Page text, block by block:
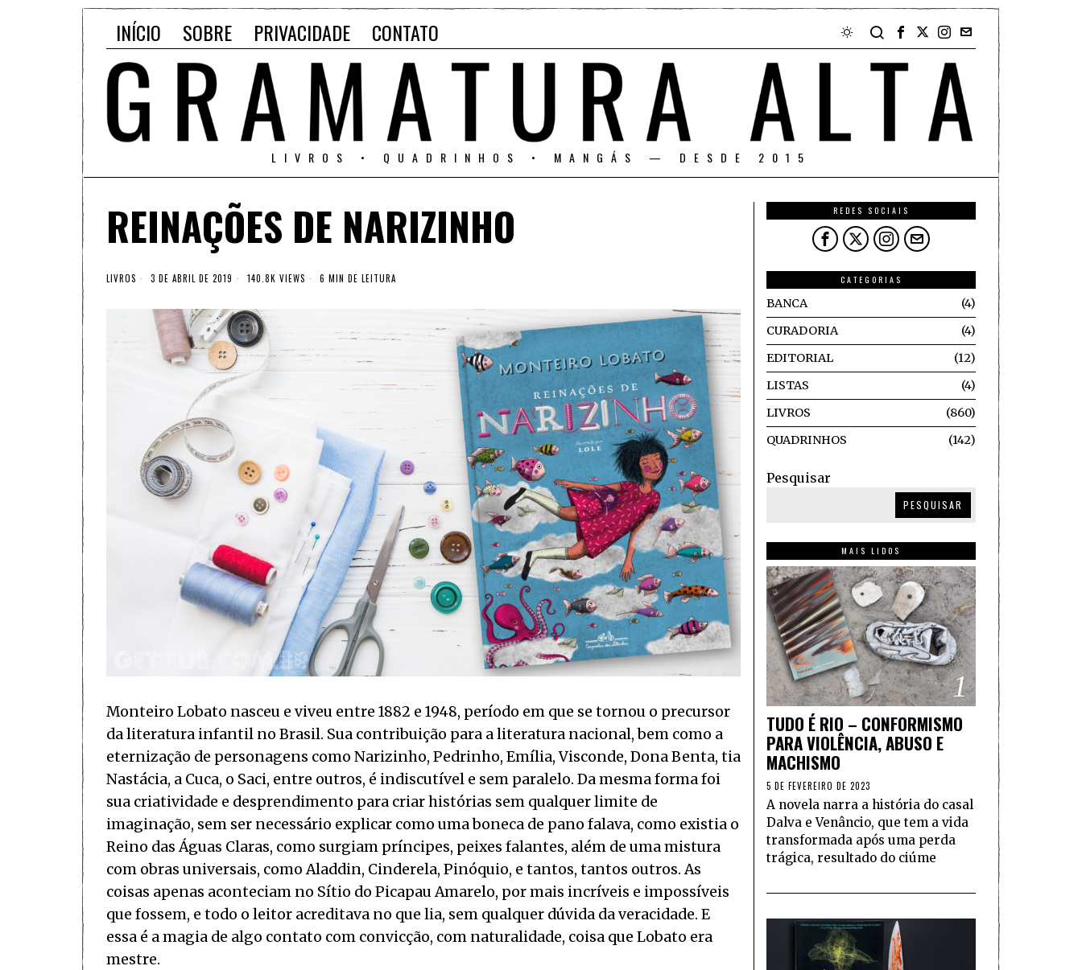
INÍCIO SOBRE PRIVACIDADE CONTATO
LIVROS • QUADRINHOS • MANGÁS — DESDE 2015
REINAÇÕES DE NARIZINHO
LIVROS 3 DE ABRIL DE 2019 140.8K VIEWS 6 MIN DE LEITURA
Monteiro Lobato nasceu e viveu entre 1882 e 1948, período em que se tornou o precursor
da literatura infantil no Brasil. Sua contribuição para a literatura nacional, bem como a
eternização de personagens como Narizinho, Pedrinho, Emília, Visconde, Dona Benta, tia
Nastácia, a Cuca, o Saci, entre outros, é indiscutível e sem paralelo. Da mesma forma foi
sua criatividade e desprendimento para criar histórias sem qualquer limite de
imaginação, sem ser necessário explicar como uma boneca de pano falava, como existia o
Reino das Águas Claras, como surgiam príncipes, peixes falantes, além de uma mistura
com obras universais, como Aladdin, Cinderela, Pinóquio, e tantos, tantos outros. As
coisas apenas aconteciam no Sítio do Picapau Amarelo, por mais incríveis e impossíveis
que fossem, e todo o leitor acreditava no que lia, sem qualquer dúvida da veracidade. E
essa é a magia de algo contato com convicção, com naturalidade, coisa que Lobato era
mestre.
REDES SOCIAIS
CATEGORIAS
BANCA
4
CURADORIA
4
EDITORIAL
12
LISTAS
4
LIVROS
860
QUADRINHOS
142
Pesquisar
PESQUISAR
MAIS LIDOS
1
TUDO É RIO – CONFORMISMO
PARA VIOLÊNCIA, ABUSO E
MACHISMO
5 DE FEVEREIRO DE 2023
A novela narra a história do casal
Dalva e Venâncio, que tem a vida
transformada após uma perda
trágica, resultado do ciúme